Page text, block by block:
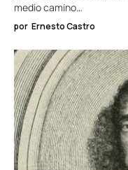
medio camino…
por Ernesto Castro